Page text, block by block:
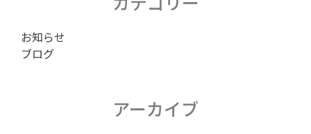
ン
お知らせ
ブログ
アーカイブ